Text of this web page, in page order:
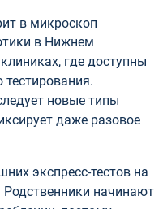
в Нижнем
где доступны
новые типы
даже разовое
экспресс-тестов на
начинают